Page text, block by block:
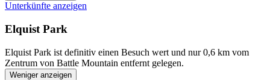
Unterkünfte anzeigen
Elquist Park
Elquist Park ist definitiv einen Besuch wert und nur 0,6 km vom
Zentrum von Battle Mountain entfernt gelegen.
Weniger anzeigen